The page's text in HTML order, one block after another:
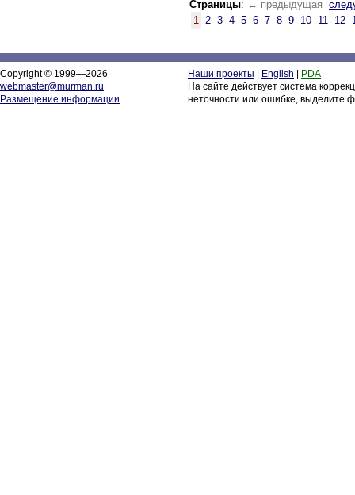
Страницы: ← предыдущая
1 2 3 4 5 6 7 8 9 10 11 12
Copyright © 1999—2026
webmaster@murman.ru
Размещение информации
Наши проекты English
PDA
На сайте действует система
неточности или ошибке, выделите